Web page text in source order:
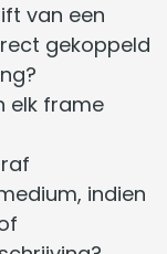
van een
gekoppeld
elk frame
indien